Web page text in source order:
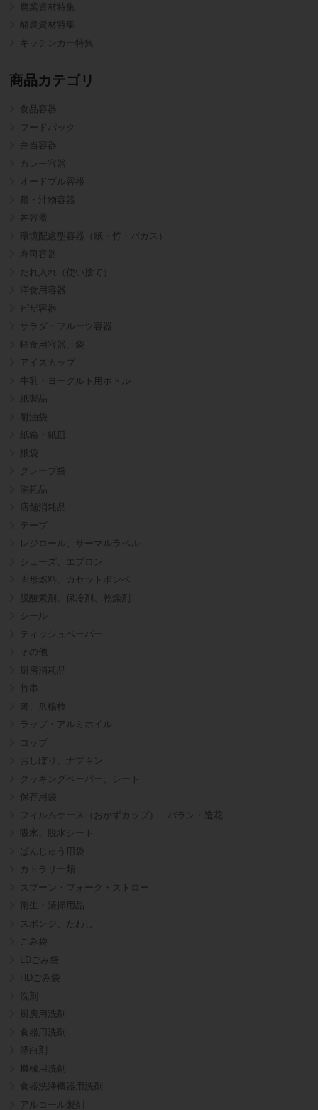
農業資材特集
酪農資材特集
キッチンカー特集
商品カテゴリ
食品容器
フードパック
弁当容器
カレー容器
オードブル容器
麺・汁物容器
丼容器
環境配慮型容器（紙・竹・バガス）
寿司容器
たれ入れ（使い捨て）
洋食用容器
ピザ容器
サラダ・フルーツ容器
軽食用容器、袋
アイスカップ
牛乳・ヨーグルト用ボトル
紙製品
耐油袋
紙箱・紙皿
紙袋
クレープ袋
消耗品
店舗消耗品
テープ
レジロール、サーマルラベル
シューズ、エプロン
固形燃料、カセットボンベ
脱酸素剤、保冷剤、乾燥剤
シール
ティッシュペーパー
その他
厨房消耗品
竹串
箸、爪楊枝
ラップ・アルミホイル
コップ
おしぼり、ナプキン
クッキングペーパー、シート
保存用袋
フィルムケース（おかずカップ）・バラン・造花
吸水、脱水シート
ばんじゅう用袋
カトラリー類
スプーン・フォーク・ストロー
衛生・清掃用品
スポンジ、たわし
ごみ袋
LDごみ袋
HDごみ袋
洗剤
厨房用洗剤
食器用洗剤
漂白剤
機械用洗剤
食器洗浄機器用洗剤
アルコール製剤